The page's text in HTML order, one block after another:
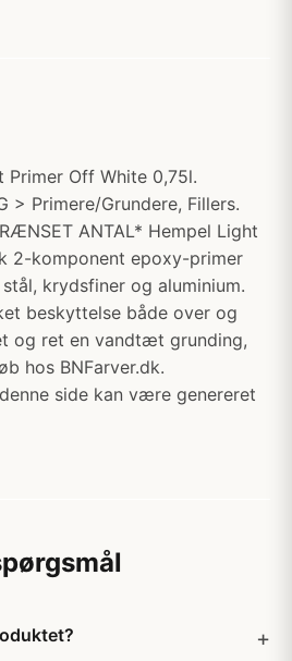
Primer Off White 0,75l.
> Primere/Grundere, Fillers.
ANTAL* Hempel Light
2-komponent epoxy-primer
krydsfiner og aluminium.
beskyttelse både over og
og ret en vandtæt grunding,
hos BNFarver.dk.
side kan være genereret